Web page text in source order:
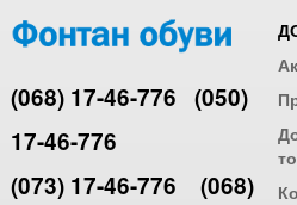
(068) 17-46-776 (050)
17-46-776
(073) 17-46-776
(068)